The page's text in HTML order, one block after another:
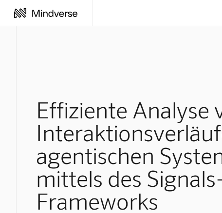
Effiziente Analyse
agentischen
mittels des
Frameworks